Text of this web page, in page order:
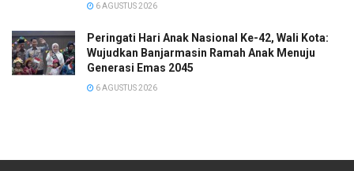
6 AGUSTUS 2026
Peringati Hari Anak Nasional Ke-42, Wali Kota:
Wujudkan Banjarmasin Ramah Anak Menuju
Generasi Emas 2045
6 AGUSTUS 2026